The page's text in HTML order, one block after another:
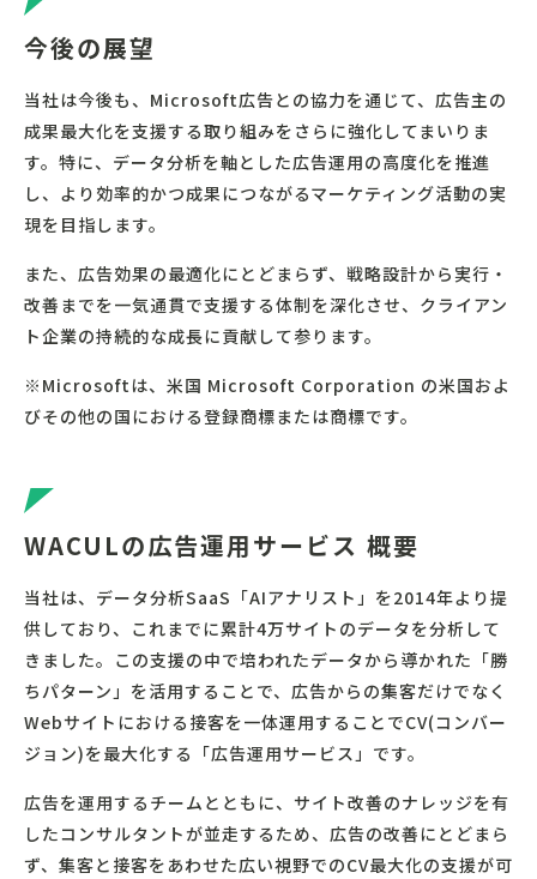
今後の展望
当社は今後も、Microsoft広告との協力を通じて、広告主の
成果最大化を支援する取り組みをさらに強化してまいりま
す。特に、データ分析を軸とした広告運用の高度化を推進
し、より効率的かつ成果につながるマーケティング活動の実
現を目指します。
また、広告効果の最適化にとどまらず、戦略設計から実行・
改善までを一気通貫で支援する体制を深化させ、クライアン
ト企業の持続的な成長に貢献して参ります。
※Microsoftは、米国 Microsoft Corporation の米国およ
びその他の国における登録商標または商標です。
WACULの広告運用サービス 概要
当社は、データ分析SaaS「AIアナリスト」を2014年より提
供しており、これまでに累計4万サイトのデータを分析して
きました。この支援の中で培われたデータから導かれた「勝
ちパターン」を活用することで、広告からの集客だけでなく
Webサイトにおける接客を一体運用することでCV(コンバー
ジョン)を最大化する「広告運用サービス」です。
広告を運用するチームとともに、サイト改善のナレッジを有
したコンサルタントが並走するため、広告の改善にとどまら
ず、集客と接客をあわせた広い視野でのCV最大化の支援が可